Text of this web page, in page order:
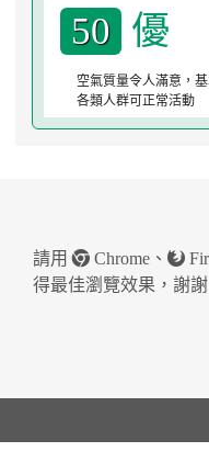
50 優
空氣質量令人滿意，
各類人群可正常活動
請用 Chrome 、
得最佳瀏覽效果，謝謝